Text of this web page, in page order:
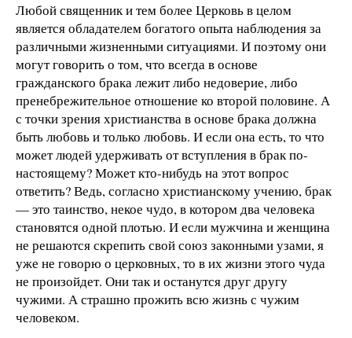
Любой священник и тем более Церковь в целом
является обладателем богатого опыта наблюдения за
различными жизненными ситуациями. И поэтому они
могут говорить о том, что всегда в основе
гражданского брака лежит либо недоверие, либо
пренебрежительное отношение ко второй половине. А
с точки зрения христианства в основе брака должна
быть любовь и только любовь. И если она есть, то что
может людей удерживать от вступления в брак по-
настоящему? Может кто-нибудь на этот вопрос
ответить? Ведь, согласно христианскому учению, брак
— это таинство, некое чудо, в котором два человека
становятся одной плотью. И если мужчина и женщина
не решаются скрепить свой союз законными узами, я
уже не говорю о церковных, то в их жизни этого чуда
не произойдет. Они так и останутся друг другу
чужими. А страшно прожить всю жизнь с чужим
человеком.